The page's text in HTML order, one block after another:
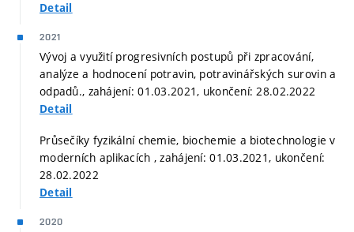
Detail
2021
Vývoj a využití progresivních postupů při zpracování,
analýze a hodnocení potravin, potravinářských surovin a
odpadů., zahájení: 01.03.2021, ukončení: 28.02.2022
Detail
Průsečíky fyzikální chemie, biochemie a biotechnologie v
moderních aplikacích , zahájení: 01.03.2021, ukončení:
28.02.2022
Detail
2020